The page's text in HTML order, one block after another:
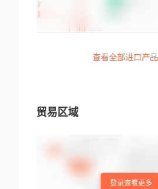
查看全部进口产品
贸易区域
登录查看更多